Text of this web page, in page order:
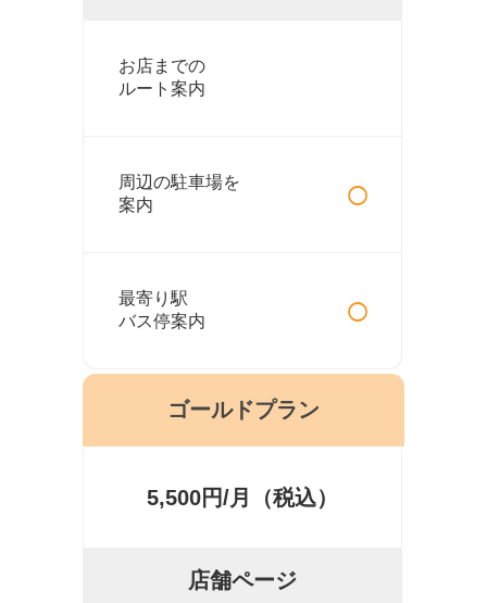
お店までの
ルート案内
周辺の駐車場を
案内
○
最寄り駅
バス停案内
○
ゴールドプラン
5,500円/月（税込）
店舗ページ